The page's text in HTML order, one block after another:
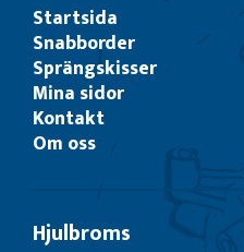
Startsida
Snabborder
Sprängskisser
Mina sidor
Kontakt
Om oss
Hjulbroms